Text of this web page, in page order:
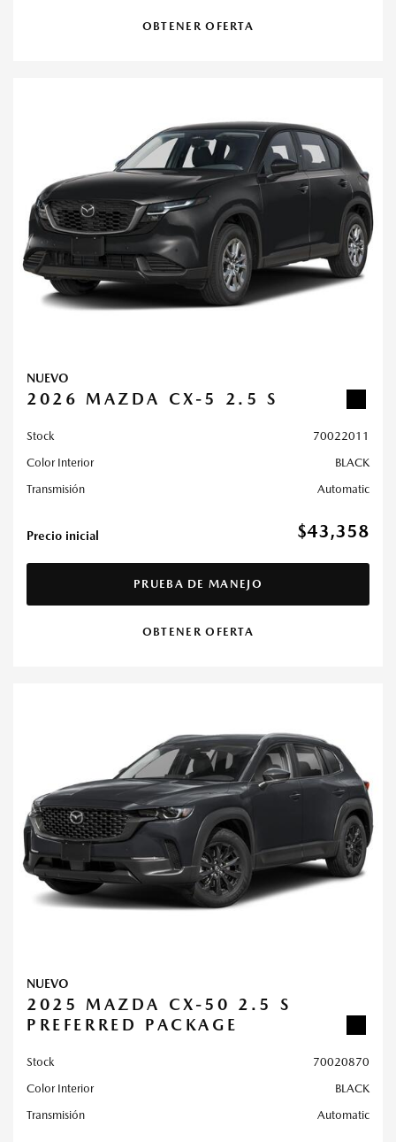
OBTENER OFERTA
NUEVO
2026 MAZDA CX-5 2.5 S
Stock
70022011
Color Interior
BLACK
Transmisión
Automatic
Precio inicial $43,358
PRUEBA DE MANEJO
OBTENER OFERTA
NUEVO
2025 MAZDA CX-50 2.5 S
PREFERRED PACKAGE
Stock
70020870
Color Interior
BLACK
Transmisión
Automatic